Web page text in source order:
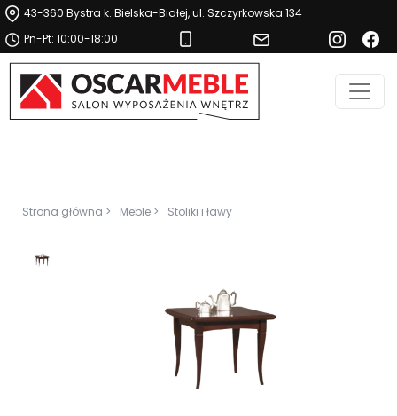
43-360 Bystra k. Bielska-Białej, ul. Szczyrkowska 134
Pn-Pt: 10:00-18:00
Strona główna > Meble > Stoliki i ławy